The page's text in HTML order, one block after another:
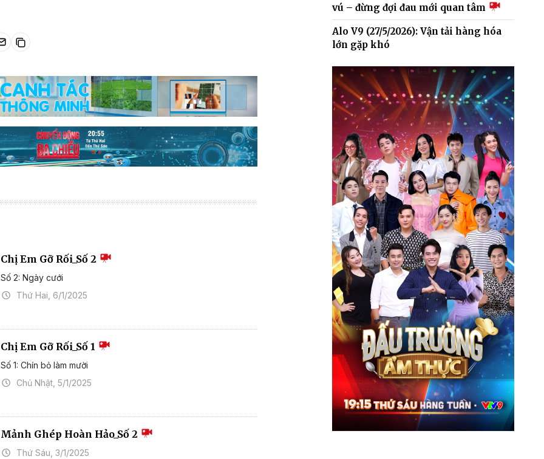
Chị Em Gỡ Rối_Số 2
Số 2: Ngày cưới
Thứ Hai, 6/1/2025
Chị Em Gỡ Rối_Số 1
Số 1: Chín bỏ làm mười
Chủ Nhật, 5/1/2025
Mảnh Ghép Hoàn Hảo_Số 2
Thứ Sáu, 3/1/2025
vú – đừng đợi đau mới quan tâm
Alo V9 (27/5/2026): Vận tải hàng hóa
lớn gặp khó